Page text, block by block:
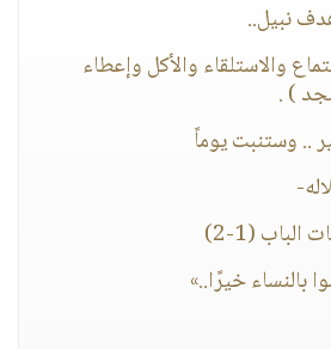
نبيل..
والاستلقاء والأكل وإعطاء
) .
.. وستنبت يوماً
(1-2)
خيرًا..»